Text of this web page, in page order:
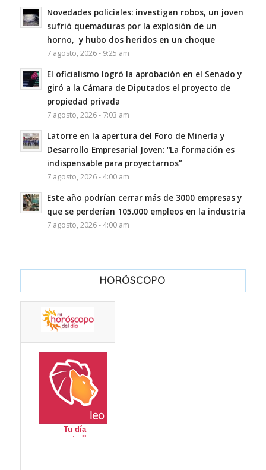
Novedades policiales: investigan robos, un joven
sufrió quemaduras por la explosión de un
horno, y hubo dos heridos en un choque
7 agosto, 2026 - 9:25 am
El oficialismo logró la aprobación en el Senado y
giró a la Cámara de Diputados el proyecto de
propiedad privada
7 agosto, 2026 - 7:03 am
Latorre en la apertura del Foro de Minería y
Desarrollo Empresarial Joven: “La formación es
indispensable para proyectarnos”
7 agosto, 2026 - 4:00 am
Este año podrían cerrar más de 3000 empresas y
que se perderían 105.000 empleos en la industria
7 agosto, 2026 - 4:00 am
HORÓSCOPO